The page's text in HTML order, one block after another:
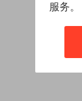
服务。